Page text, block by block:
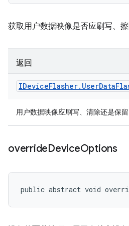
获取用户数据映像是否应刷写、
返回
IDeviceFlasher. UserData
用户数据映像应刷写、清除还是保留
overrideDeviceOptions
public abstract void